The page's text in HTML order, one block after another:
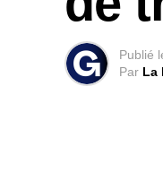
Publié
Par La